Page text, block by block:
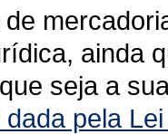
ainda
seja a
pela